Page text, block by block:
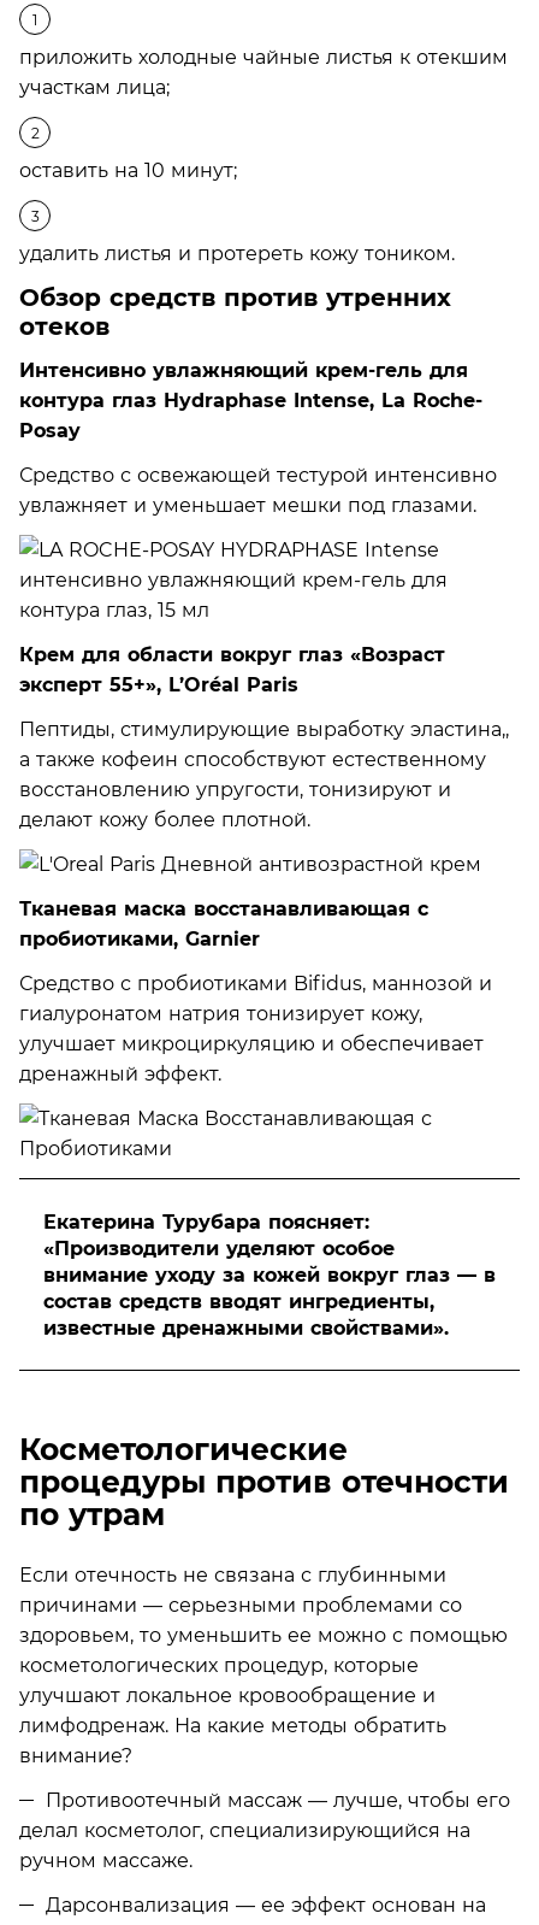
приложить холодные чайные листья к отекшим
участкам лица;
оставить на 10 минут;
удалить листья и протереть кожу тоником.
Обзор средств против утренних
отеков
Интенсивно увлажняющий крем-гель для
контура глаз Hydraphase Intense, La Roche-
Posay
Средство с освежающей тестурой интенсивно
увлажняет и уменьшает мешки под глазами.
Крем для области вокруг глаз «Возраст
эксперт 55+», L’Oréal Paris
Пептиды, стимулирующие выработку эластина,,
а также кофеин способствуют естественному
восстановлению упругости, тонизируют и
делают кожу более плотной.
Тканевая маска восстанавливающая с
пробиотиками, Garnier
Средство с пробиотиками Bifidus, маннозой и
гиалуронатом натрия тонизирует кожу,
улучшает микроциркуляцию и обеспечивает
дренажный эффект.
Екатерина Турубара поясняет:
«Производители уделяют особое
внимание уходу за кожей вокруг глаз — в
состав средств вводят ингредиенты,
известные дренажными свойствами».
Косметологические
процедуры против отечности
по утрам
Если отечность не связана с глубинными
причинами — серьезными проблемами со
здоровьем, то уменьшить ее можно с помощью
косметологических процедур, которые
улучшают локальное кровообращение и
лимфодренаж. На какие методы обратить
внимание?
Противоотечный массаж — лучше, чтобы его
делал косметолог, специализирующийся на
ручном массаже.
Дарсонвализация — ее эффект основан на